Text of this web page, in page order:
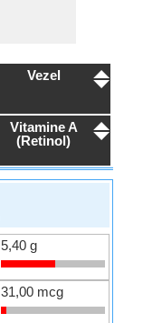
Vezel
Vitamine A
(Retinol)
5,40 g
31,00 mcg